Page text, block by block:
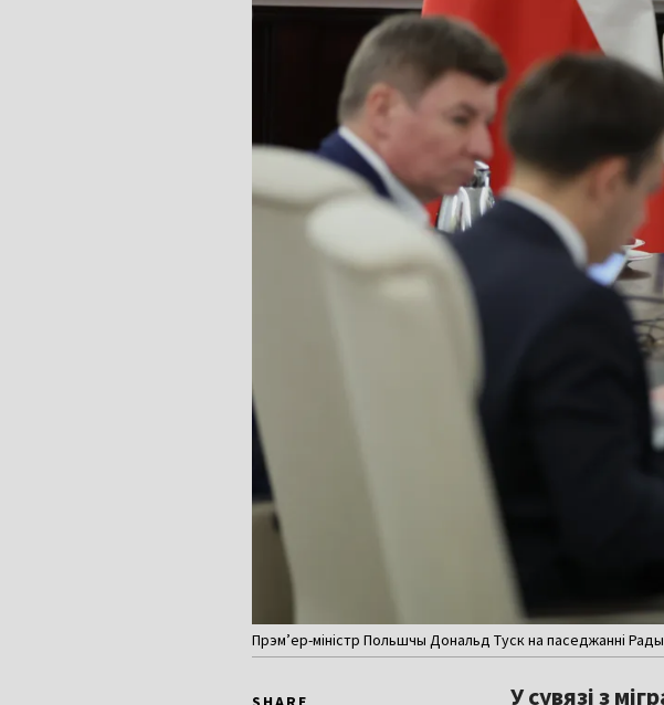
Прэм’ер-міністр Польшчы Дональд Туск на паседжанні
У сувязі з